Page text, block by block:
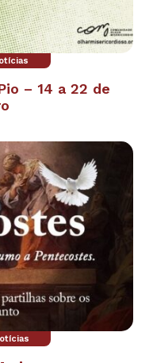
– 14 a 22 de